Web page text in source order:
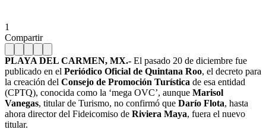
1
Compartir
PLAYA DEL CARMEN, MX.- El pasado 20 de diciembre fue
publicado en el Periódico Oficial de Quintana Roo, el decreto para
la creación del Consejo de Promoción Turística de esa entidad
(CPTQ), conocida como la ‘mega OVC’, aunque Marisol
Vanegas, titular de Turismo, no confirmó que Darío Flota, hasta
ahora director del Fideicomiso de Riviera Maya, fuera el nuevo
titular.